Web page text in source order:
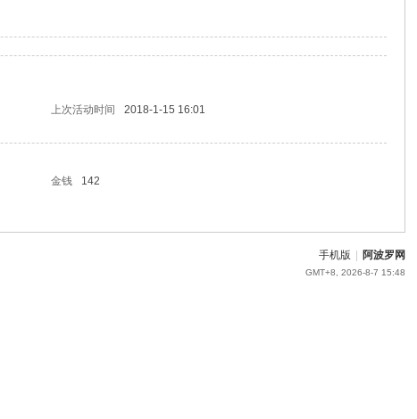
上次活动时间
2018-1-15 16:01
金钱
142
手机版 阿波罗网
GMT+8, 2026-8-7 15:48